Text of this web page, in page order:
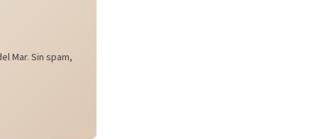
Mar. Sin spam,